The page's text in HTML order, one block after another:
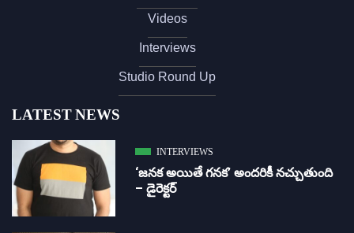
Videos
Interviews
Studio Round Up
LATEST NEWS
INTERVIEWS
‘జ‌న‌క అయితే గ‌న‌క‌’ అందరికీ నచ్చుతుంది
– డైరెక్ట‌ర్